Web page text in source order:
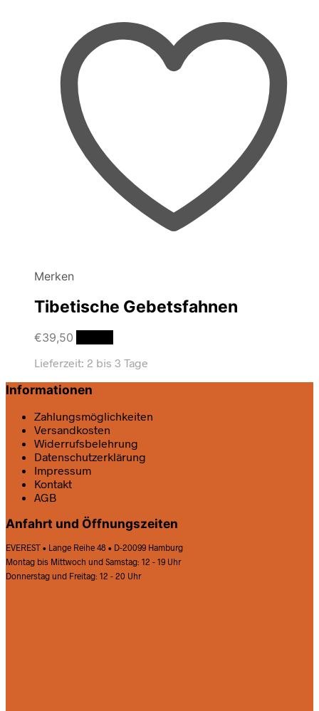
Merken
Tibetische Gebetsfahnen
€39,50
Lieferzeit: 2 bis 3 Tage
Informationen
Zahlungsmöglichkeiten
Versandkosten
Widerrufsbelehrung
Datenschutz­erklärung
Impressum
Kontakt
AGB
Anfahrt und Öffnungszeiten
EVEREST • Lange Reihe 48 • D-20099 Hamburg
Montag bis Mittwoch und Samstag: 12 - 19 Uhr
Donnerstag und Freitag: 12 - 20 Uhr